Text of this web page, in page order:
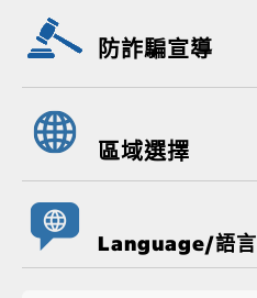
防詐騙宣導
區域選擇
Language/語言